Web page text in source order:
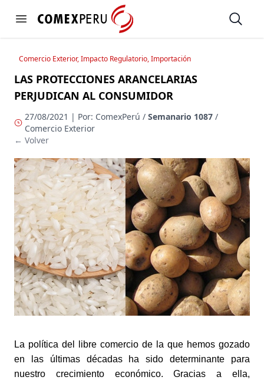
Open menu
https://www.comexperu.org.pe Open
Comercio Exterior, Impacto Regulatorio, Importación
LAS PROTECCIONES ARANCELARIAS
PERJUDICAN AL CONSUMIDOR
27/08/2021 | Por: ComexPerú / Semanario 1087/
Comercio Exterior
← Volver
La política del libre comercio de la que hemos gozado
en las últimas décadas ha sido determinante para
nuestro crecimiento económico. Gracias a ella,